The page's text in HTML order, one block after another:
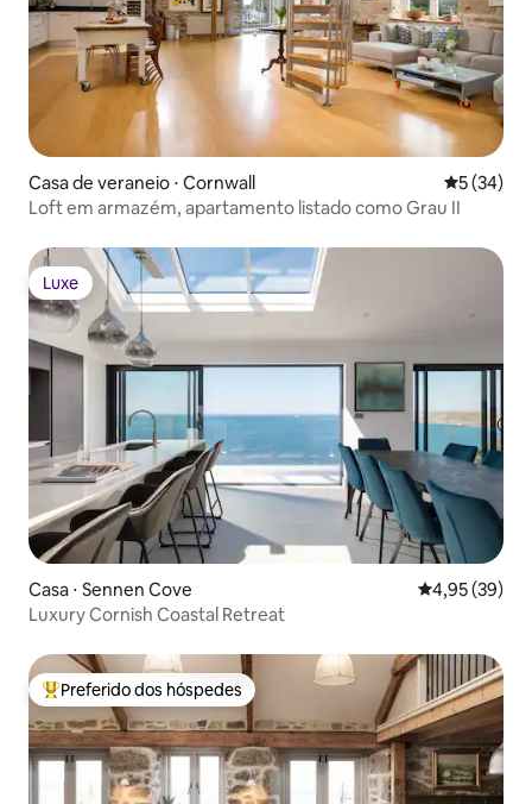
Casa de veraneio ⋅ Cornwall 5 de uma
5 (34)
Loft em armazém, apartamento listado como Grau II
Luxe
Luxe
Casa ⋅ Sennen Cove 4,95 de uma
4,95 (39)
Luxury Cornish Coastal Retreat
Entre os melhores preferidos dos hóspedes
Preferido dos hóspedes